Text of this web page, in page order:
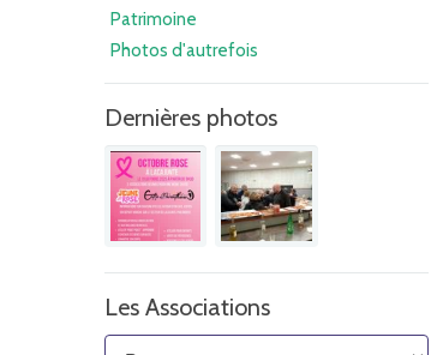
Patrimoine
Photos d'autrefois
Dernières photos
Les Associations